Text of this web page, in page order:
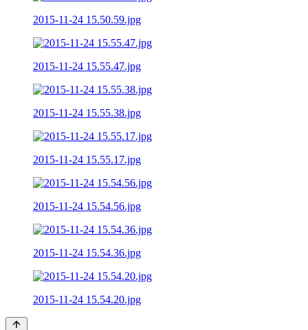
2015-11-24 15.50.59.jpg
2015-11-24 15.55.47.jpg
2015-11-24 15.55.38.jpg
2015-11-24 15.55.17.jpg
2015-11-24 15.54.56.jpg
2015-11-24 15.54.36.jpg
2015-11-24 15.54.20.jpg